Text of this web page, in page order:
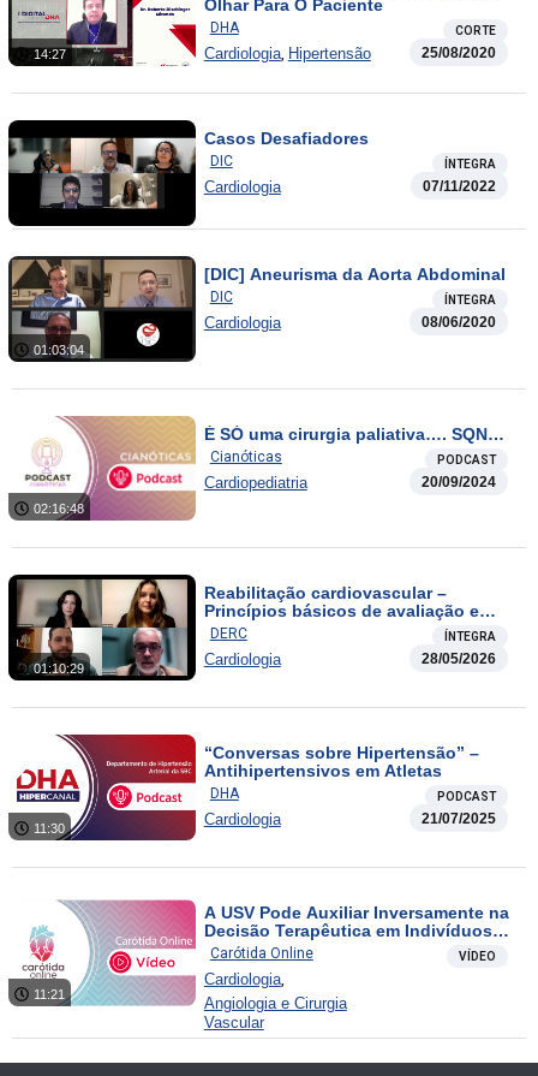
14:27
Olhar Para O Paciente
DHA CORTE
Cardiologia, Hipertensão 25/08/2020
Casos Desafiadores
DIC ÍNTEGRA
Cardiologia 07/11/2022
01:03:04
[DIC] Aneurisma da Aorta Abdominal
DIC ÍNTEGRA
Cardiologia 08/06/2020
02:16:48
É SÓ uma cirurgia paliativa…. SQN…
Cianóticas PODCAST
Cardiopediatria 20/09/2024
01:10:29
Reabilitação cardiovascular –
Princípios básicos de avaliação e
prescrição do exercício no cardiopata
DERC ÍNTEGRA
Cardiologia 28/05/2026
11:30
“Conversas sobre Hipertensão” –
Antihipertensivos em Atletas
DHA PODCAST
Cardiologia 21/07/2025
11:21
A USV Pode Auxiliar Inversamente na
Decisão Terapêutica em Indivíduos
Limítrofes?
Carótida Online VÍDEO
Cardiologia,
Angiologia e Cirurgia
Vascular